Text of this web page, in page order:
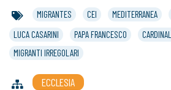
MIGRANTES CEI MEDITERRANEA
LUCA CASARINI
PAPA FRANCESCO
MIGRANTI IRREGOLARI
ECCLESIA